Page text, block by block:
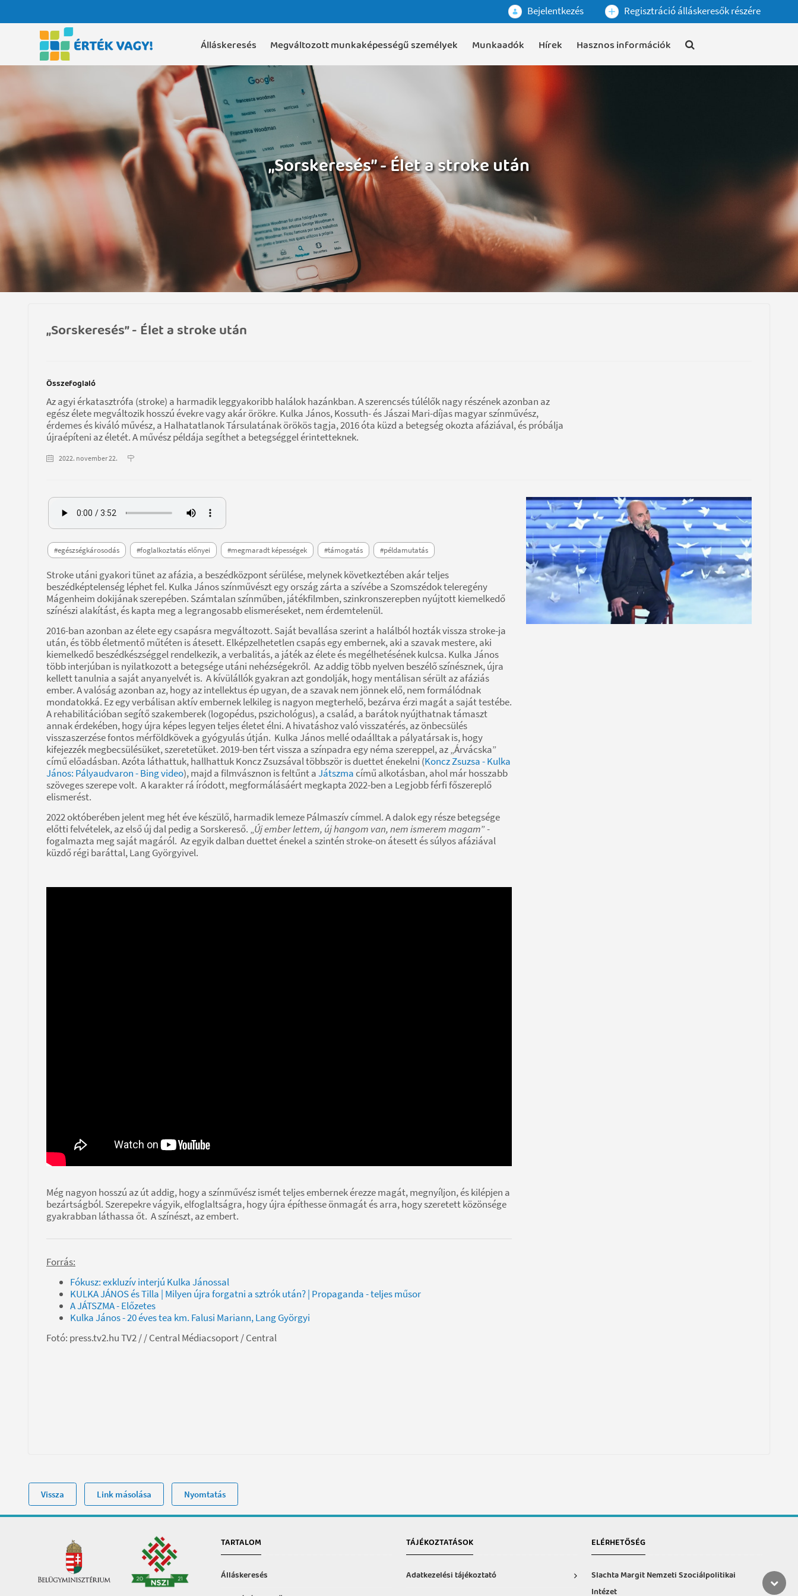
Bejelentkezés Regisztráció álláskeresők részére
Álláskeresés Megváltozott munkaképességű személyek Munkaadók Hírek Hasznos információk
„Sorskeresés” - Élet a stroke után
„Sorskeresés” - Élet a stroke után
Összefoglaló
Az agyi érkatasztrófa (stroke) a harmadik leggyakoribb halálok hazánkban. A szerencsés túlélők nagy részének azonban az
egész élete megváltozik hosszú évekre vagy akár örökre. Kulka János, Kossuth- és Jászai Mari-díjas magyar színművész,
érdemes és kiváló művész, a Halhatatlanok Társulatának örökös tagja, 2016 óta küzd a betegség okozta afáziával, és próbálja
újraépíteni az életét. A művész példája segíthet a betegséggel érintetteknek.
2022. november 22.
#egészségkárosodás #foglalkoztatás előnyei #megmaradt képességek #támogatás #példamutatás
Stroke utáni gyakori tünet az afázia, a beszédközpont sérülése, melynek következtében akár teljes
beszédképtelenség léphet fel. Kulka János színművészt egy ország zárta a szívébe a Szomszédok teleregény
Mágenheim dokijának szerepében. Számtalan színműben, játékfilmben, szinkronszerepben nyújtott kiemelkedő
színészi alakítást, és kapta meg a legrangosabb elismeréseket, nem érdemtelenül.
2016-ban azonban az élete egy csapásra megváltozott. Saját bevallása szerint a halálból hozták vissza stroke-ja
után, és több életmentő műtéten is átesett. Elképzelhetetlen csapás egy embernek, aki a szavak mestere, aki
kiemelkedő beszédkészséggel rendelkezik, a verbalitás, a játék az élete és megélhetésének kulcsa. Kulka János
több interjúban is nyilatkozott a betegsége utáni nehézségekről. Az addig több nyelven beszélő színésznek, újra
kellett tanulnia a saját anyanyelvét is. A kívülállók gyakran azt gondolják, hogy mentálisan sérült az afáziás
ember. A valóság azonban az, hogy az intellektus ép ugyan, de a szavak nem jönnek elő, nem formálódnak
mondatokká. Ez egy verbálisan aktív embernek lelkileg is nagyon megterhelő, bezárva érzi magát a saját testébe.
A rehabilitációban segítő szakemberek (logopédus, pszichológus), a család, a barátok nyújthatnak támaszt
annak érdekében, hogy újra képes legyen teljes életet élni. A hivatáshoz való visszatérés, az önbecsülés
visszaszerzése fontos mérföldkövek a gyógyulás útján. Kulka János mellé odaálltak a pályatársak is, hogy
kifejezzék megbecsülésüket, szeretetüket. 2019-ben tért vissza a színpadra egy néma szereppel, az „Árvácska”
című előadásban. Azóta láthattuk, hallhattuk Koncz Zsuzsával többször is duettet énekelni (Koncz Zsuzsa - Kulka
János: Pályaudvaron - Bing video), majd a filmvásznon is feltűnt aJátszmacímű alkotásban, ahol már hosszabb
szöveges szerepe volt. A karakter rá íródott, megformálásáért megkapta 2022-ben a Legjobb férfi főszereplő
elismerést.
2022 októberében jelent meg hét éve készülő, harmadik lemeze Pálmaszív címmel. A dalok egy része betegsége
előtti felvételek, az első új dal pedig a Sorskereső. „Új ember lettem, új hangom van, nem ismerem magam” -
fogalmazta meg saját magáról. Az egyik dalban duettet énekel a szintén stroke-on átesett és súlyos afáziával
küzdő régi baráttal, Lang Györgyivel.
Még nagyon hosszú az út addig, hogy a színművész ismét teljes embernek érezze magát, megnyíljon, és kilépjen a
bezártságból. Szerepekre vágyik, elfoglaltságra, hogy újra építhesse önmagát és arra, hogy szeretett közönsége
gyakrabban láthassa őt. A színészt, az embert.
Forrás:
Fókusz: exkluzív interjú Kulka Jánossal
KULKA JÁNOS és Tilla | Milyen újra forgatni a sztrók után? | Propaganda - teljes műsor
A JÁTSZMA - Előzetes
Kulka János - 20 éves tea km. Falusi Mariann, Lang Györgyi
Fotó: press.tv2.hu TV2 / / Central Médiacsoport / Central
Vissza Link másolása Nyomtatás
TARTALOM
Álláskeresés
TÁJÉKOZTATÁSOK
Adatkezelési tájékoztató
ELÉRHETŐSÉG
Slachta Margit Nemzeti Szociálpolitikai
Intézet